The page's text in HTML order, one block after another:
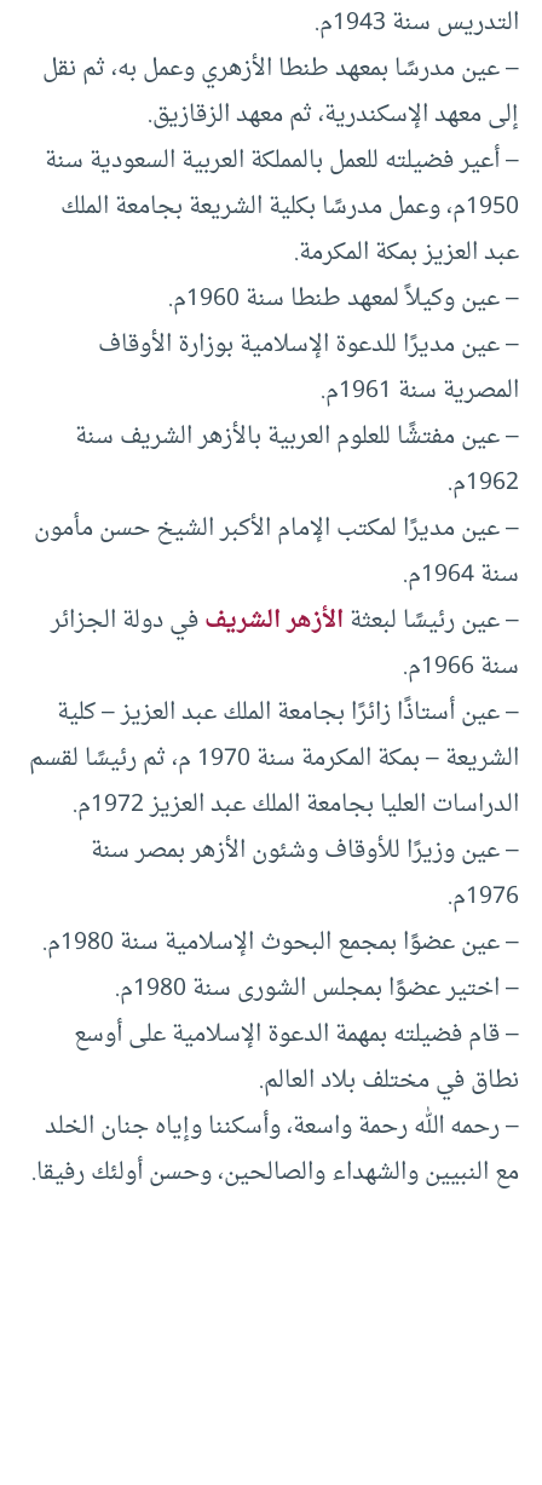
التدريس سنة 1943م.
– عين مدرسًا بمعهد طنطا الأزهري وعمل به، ثم نقل
إلى معهد الإسكندرية، ثم معهد الزقازيق.
– أعير فضيلته للعمل بالمملكة العربية السعودية سنة
1950م، وعمل مدرسًا بكلية الشريعة بجامعة الملك
عبد العزيز بمكة المكرمة.
– عين وكيلاً لمعهد طنطا سنة 1960م.
– عين مديرًا للدعوة الإسلامية بوزارة الأوقاف
المصرية سنة 1961م.
– عين مفتشًا للعلوم العربية بالأزهر الشريف سنة
1962م.
– عين مديرًا لمكتب الإمام الأكبر الشيخ حسن مأمون
سنة 1964م.
– عين رئيسًا لبعثةالأزهر الشريففي دولة الجزائر
سنة 1966م.
– عين أستاذًا زائرًا بجامعة الملك عبد العزيز – كلية
الشريعة – بمكة المكرمة سنة 1970 م، ثم رئيسًا لقسم
الدراسات العليا بجامعة الملك عبد العزيز 1972م.
– عين وزيرًا للأوقاف وشئون الأزهر بمصر سنة
1976م.
– عين عضوًا بمجمع البحوث الإسلامية سنة 1980م.
– اختير عضوًا بمجلس الشورى سنة 1980م.
– قام فضيلته بمهمة الدعوة الإسلامية على أوسع
نطاق في مختلف بلاد العالم.
– رحمه الله رحمة واسعة، وأسكننا وإياه جنان الخلد
مع النبيين والشهداء والصالحين، وحسن أولئك رفيقا.